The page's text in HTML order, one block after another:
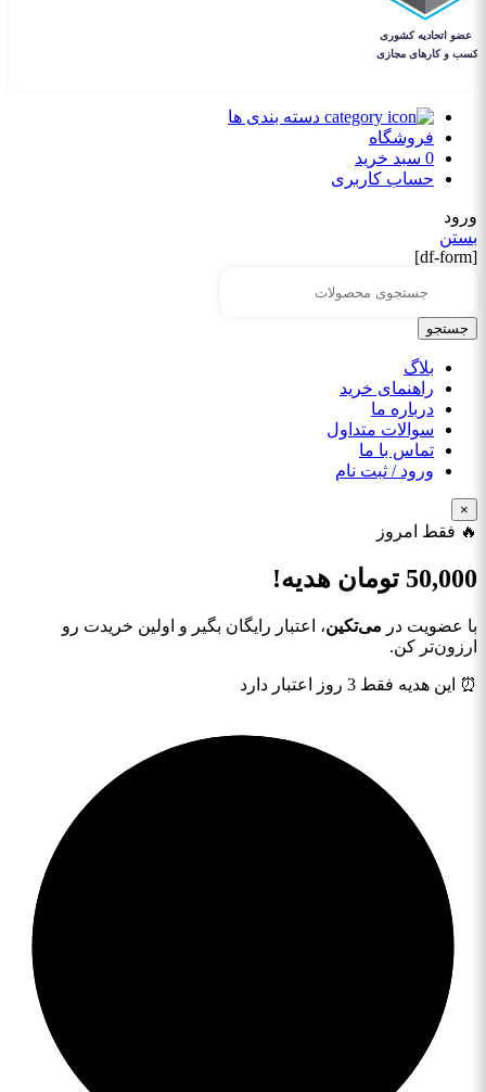
دسته بندی ها
فروشگاه
0 سبد خرید
حساب کاربری
ورود
بستن
[df-form]
جستجو
بلاگ
راهنمای خرید
درباره ما
سوالات متداول
تماس با ما
ورود / ثبت نام
×
🔥 فقط امروز
50,000 تومان هدیه!
با عضویت در می‌تکین، اعتبار رایگان بگیر و اولین خریدت رو
ارزون‌تر کن.
⏰ این هدیه فقط 3 روز اعتبار دارد